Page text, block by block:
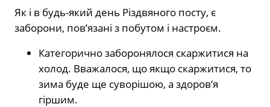
Як і в будь-який день Різдвяного посту, є
заборони, пов’язані з побутом і настроєм.
Категорично заборонялося скаржитися на
холод. Вважалося, що якщо скаржитися, то
зима буде ще суворішою, а здоров’я
гіршим.